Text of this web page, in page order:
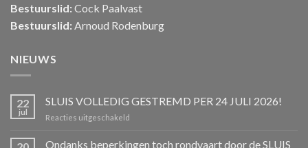
Bestuurslid: Cock Paalvast
Bestuurslid: Arnoud Rodenburg
NIEUWS
22
jul
SLUIS VOLLEDIG GESTREMD PER 24 JULI 2026!
Reacties uitgeschakeld
VOLLEDIG
Ondanks beperkingen toch rondvaart door de SLUIS